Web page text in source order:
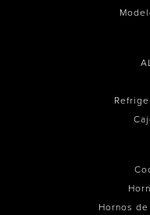
Hornos